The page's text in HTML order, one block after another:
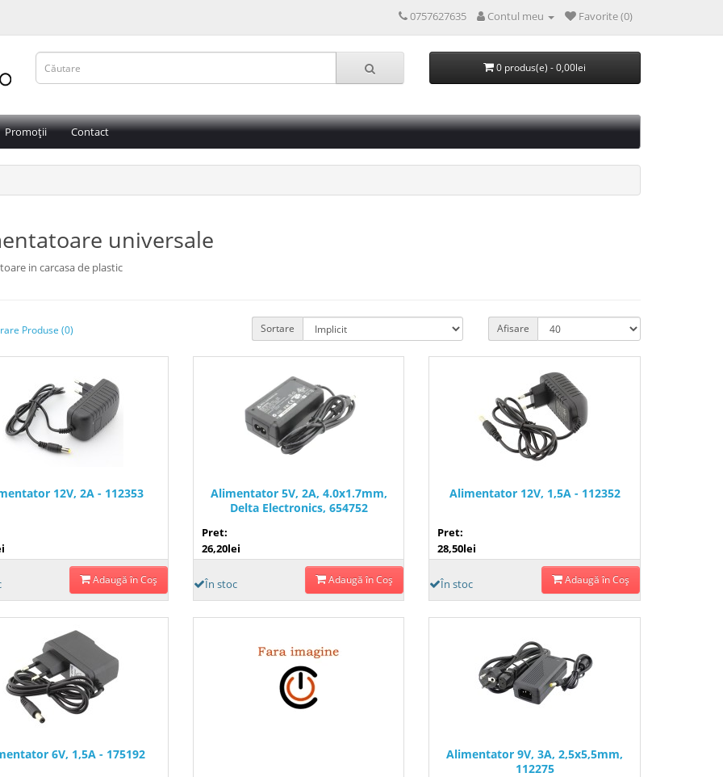
0757627635 Contul meu Favorite (0)
0 produs(e) - 0,00lei
Promoții Contact
universale
in carcasa de plastic
Produse (0) Sortare Afisare
12V, 2A - 112353
Adaugă în Coş
Alimentator 5V, 2A, 4.0x1.7mm,
Delta Electronics, 654752
Pret:
26,20lei
În stoc Adaugă în Coş
Alimentator 12V, 1,5A - 112352
Pret:
28,50lei
În stoc Adaugă în Coş
6V, 1,5A - 175192
Alimentator 9V, 3A, 2,5x5,5mm,
112275